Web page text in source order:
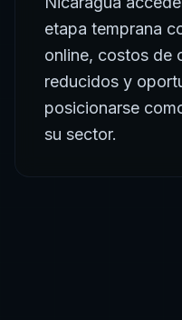
etapa temprana
online, costos de
reducidos y
posicionarse
su sector.